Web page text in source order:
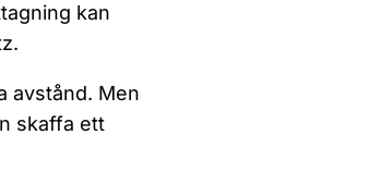
kan
avstånd. Men
skaffa ett